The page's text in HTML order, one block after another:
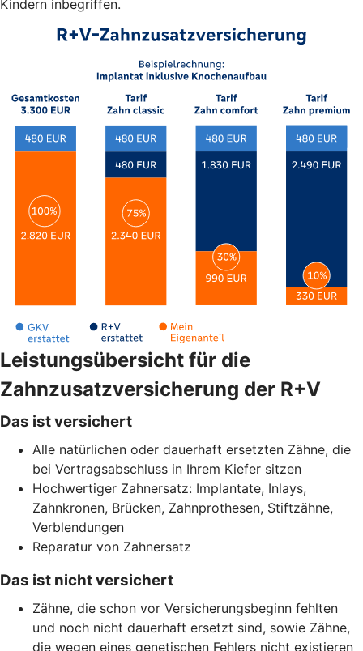
Kindern inbegriffen.
Leistungsübersicht für die
Zahnzusatzversicherung der R+V
Das ist versichert
Alle natürlichen oder dauerhaft ersetzten Zähne, die
bei Vertragsabschluss in Ihrem Kiefer sitzen
Hochwertiger Zahnersatz: Implantate, Inlays,
Zahnkronen, Brücken, Zahnprothesen, Stiftzähne,
Verblendungen
Reparatur von Zahnersatz
Das ist nicht versichert
Zähne, die schon vor Versicherungsbeginn fehlten
und noch nicht dauerhaft ersetzt sind, sowie Zähne,
die wegen eines genetischen Fehlers nicht existieren